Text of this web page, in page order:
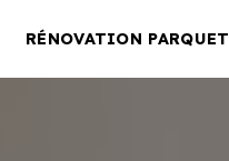
RÉNOVATION PARQUET